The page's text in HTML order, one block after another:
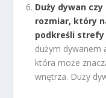
Duży dywan
rozmiar, który
podkreśli
dużym dywanem
która może
wnętrza. Duży